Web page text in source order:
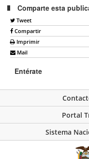
Comparte esta
Tweet
Compartir
Imprimir
Mail
Entérate
Portal
Sistema